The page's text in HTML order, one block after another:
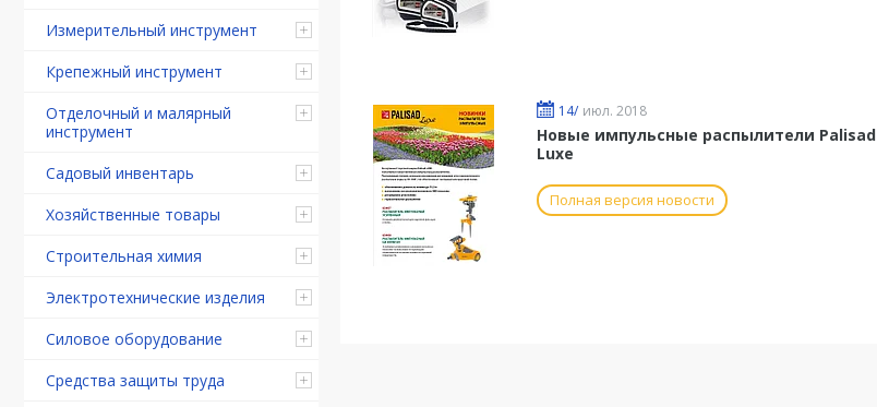
Измерительный инструмент
Крепежный инструмент
Отделочный и малярный
инструмент
Садовый инвентарь
Хозяйственные товары
Строительная химия
Электротехнические изделия
Силовое оборудование
Средства защиты труда
14/ июл. 2018
Новые импульсные распылители Palisad
Luxe
Полная версия новости